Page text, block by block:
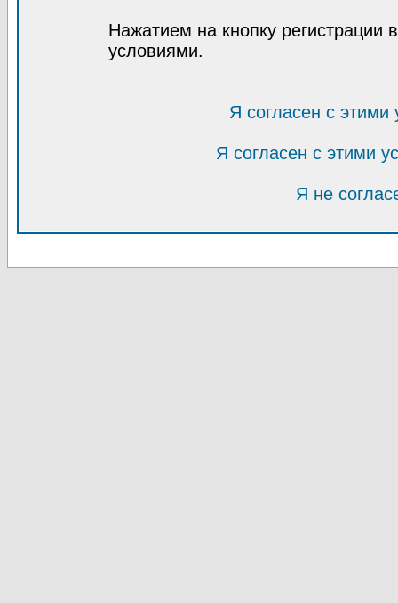
Нажатием на кнопку регистрации
условиями.
Я согласен с
Я согласен с этими
Я не